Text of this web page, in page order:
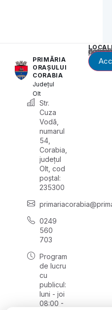
PRIMĂRIA
ORAȘULUI
CORABIA
Județul
Olt
Str.
Cuza
Vodă,
numarul
54,
Corabia,
județul
Olt, cod
poștal:
235300
0249
560
703
Program
de lucru
cu
publicul:
luni - joi
08:00 -
Acest conținut este blocat până când acceptați categoria corespunzătoare de cookie-uri.